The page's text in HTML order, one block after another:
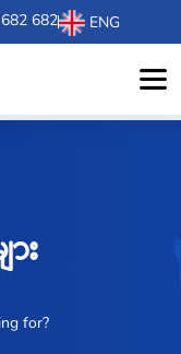
682 ENG
း
for?